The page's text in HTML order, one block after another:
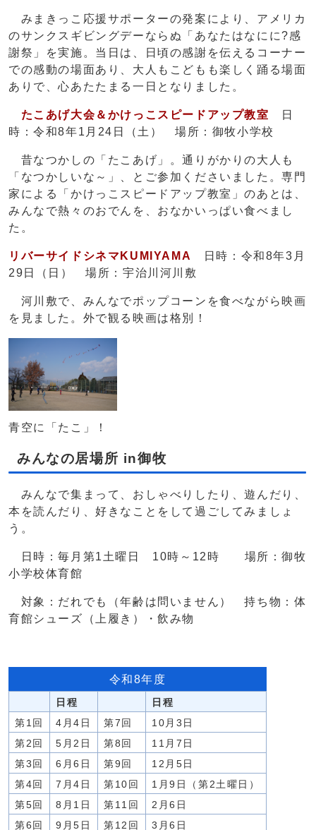
みまきっこ応援サポーターの発案により、アメリカ
のサンクスギビングデーならぬ「あなたはなにに?感
謝祭」を実施。当日は、日頃の感謝を伝えるコーナー
での感動の場面あり、大人もこどもも楽しく踊る場面
ありで、心あたたまる一日となりました。
たこあげ大会＆かけっこスピードアップ教室 日
時：令和8年1月24日（土） 場所：御牧小学校
昔なつかしの「たこあげ」。通りがかりの大人も
「なつかしいな～」、とご参加くださいました。専門
家による「かけっこスピードアップ教室」のあとは、
みんなで熱々のおでんを、おなかいっぱい食べまし
た。
リバーサイドシネマKUMIYAMA
日時：令和8年3月
29日（日） 場所：宇治川河川敷
河川敷で、みんなでポップコーンを食べながら映画
を見ました。外で観る映画は格別！
青空に「たこ」！
みんなの居場所 in御牧
みんなで集まって、おしゃべりしたり、遊んだり、
本を読んだり、好きなことをして過ごしてみましょ
う。
日時：毎月第1土曜日 10時～12時 場所：御牧
小学校体育館
対象：だれでも（年齢は問いません） 持ち物：体
育館シューズ（上履き）・飲み物
令和8年度
日程
日程
第1回
4月4日 第7回
10月3日
第2回
5月2日 第8回
11月7日
第3回
6月6日 第9回
12月5日
第4回
7月4日 第10回
1月9日（第2土曜日）
第5回
8月1日 第11回
2月6日
第6回
9月5日 第12回 3月6日